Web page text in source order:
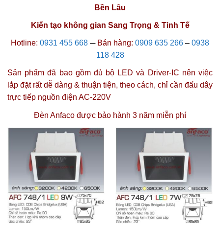
Bền Lâu
Kiến tạo không gian Sang Trọng & Tinh Tế
Hotline: 0931 455 668 ─Bán hàng: 0909 635 266 – 0938
118 428
Sản phẩm đã bao gồm đủ bộ LED và Driver-IC nên việc
lắp đặt rất dễ dàng & thuận tiện, theo cách, chỉ cần đấu dây
trực tiếp nguồn điện AC-220V
Đèn Anfaco được bảo hành 3 năm miễn phí